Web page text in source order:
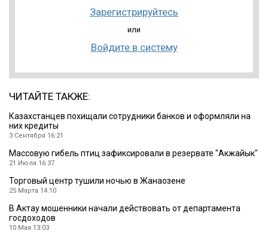
Зарегистрируйтесь
или
Войдите в систему
ЧИТАЙТЕ ТАКЖЕ:
Казахстанцев похищали сотрудники банков и оформляли на
них кредиты
3 Сентября 16:21
Массовую гибель птиц зафиксировали в резервате ″Акжайык″
21 Июля 16:37
Торговый центр тушили ночью в Жанаозене
25 Марта 14:10
В Актау мошенники начали действовать от департамента
госдоходов
10 Мая 13:03